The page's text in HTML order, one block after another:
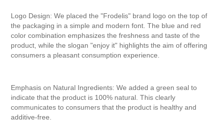
Logo Design: We placed the "Frodelis" brand logo on the top of
the packaging in a simple and modern font. The blue and red
color combination emphasizes the freshness and taste of the
product, while the slogan "enjoy it" highlights the aim of offering
consumers a pleasant consumption experience.
Emphasis on Natural Ingredients: We added a green seal to
indicate that the product is 100% natural. This clearly
communicates to consumers that the product is healthy and
additive-free.